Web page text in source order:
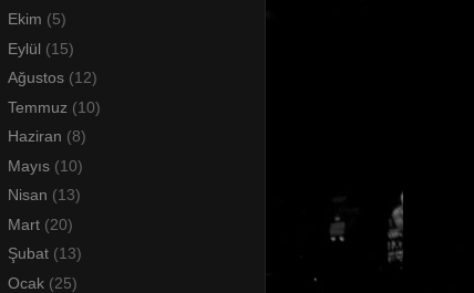
Ekim (5)
Eylül (15)
Ağustos (12)
Temmuz (10)
Haziran (8)
Mayıs (10)
Nisan (13)
Mart (20)
Şubat (13)
Ocak (25)